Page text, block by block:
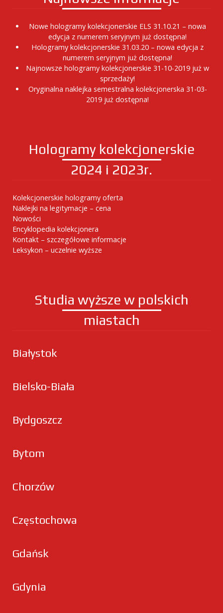
Nowe hologramy kolekcjonerskie ELS 31.10.21 – nowa
edycja z numerem seryjnym już dostępna!
Hologramy kolekcjonerskie 31.03.20 – nowa edycja z
numerem seryjnym już dostępna!
Najnowsze hologramy kolekcjonerskie 31-10-2019 już w
sprzedaży!
Oryginalna naklejka semestralna kolekcjonerska 31-03-
2019 już dostępna!
Hologramy kolekcjonerskie
2024 i 2023r.
Kolekcjonerskie hologramy oferta
Naklejki na legitymacje – cena
Nowości
Encyklopedia kolekcjonera
Kontakt – szczegółowe informacje
Leksykon – uczelnie wyższe
Studia wyższe w polskich
miastach
Białystok
Bielsko-Biała
Bydgoszcz
Bytom
Chorzów
Częstochowa
Gdańsk
Gdynia